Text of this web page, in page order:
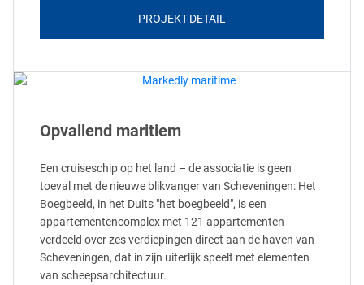
PROJEKT-DETAIL
Opvallend maritiem
Een cruiseschip op het land – de associatie is geen
toeval met de nieuwe blikvanger van Scheveningen: Het
Boegbeeld, in het Duits "het boegbeeld", is een
appartementencomplex met 121 appartementen
verdeeld over zes verdiepingen direct aan de haven van
Scheveningen, dat in zijn uiterlijk speelt met elementen
van scheepsarchitectuur.